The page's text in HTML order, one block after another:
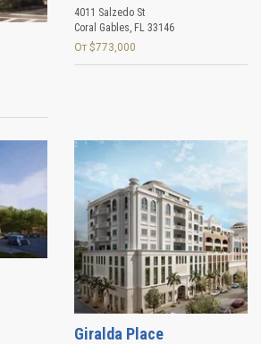
4011 Salzedo St
Coral Gables FL 33146
От $773,000
Giralda Place